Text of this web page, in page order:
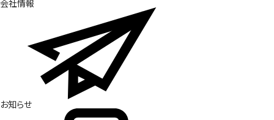
会社情報
お知らせ